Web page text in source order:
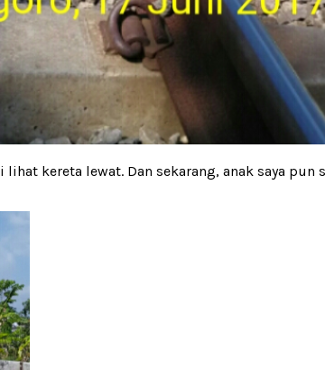
kereta lewat. Dan sekarang, anak saya